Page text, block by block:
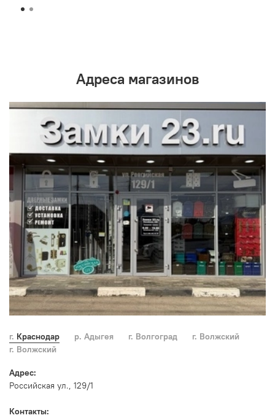
Адреса магазинов
г. Краснодар р. Адыгея г. Волгоград
г. Волжский
г. Волжский
Адрес:
Российская ул., 129/1
Контакты: